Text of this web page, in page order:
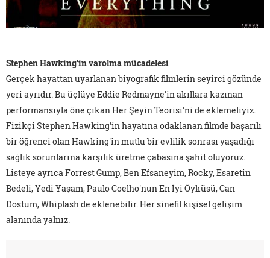
Stephen Hawking'in varolma mücadelesi
Gerçek hayattan uyarlanan biyografik filmlerin seyirci gözünde
yeri ayrıdır. Bu üçlüye Eddie Redmayne'in akıllara kazınan
performansıyla öne çıkan Her Şeyin Teorisi'ni de eklemeliyiz.
Fizikçi Stephen Hawking'in hayatına odaklanan filmde başarılı
bir öğrenci olan Hawking'in mutlu bir evlilik sonrası yaşadığı
sağlık sorunlarına karşılık üretme çabasına şahit oluyoruz.
Listeye ayrıca Forrest Gump, Ben Efsaneyim, Rocky, Esaretin
Bedeli, Yedi Yaşam, Paulo Coelho'nun En İyi Öyküsü, Can
Dostum, Whiplash de eklenebilir. Her sinefil kişisel gelişim
alanında yalnız.